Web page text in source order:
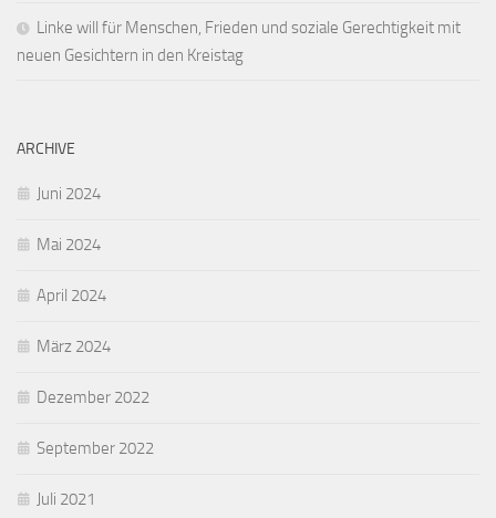
Linke will für Menschen, Frieden und soziale Gerechtigkeit mit
neuen Gesichtern in den Kreistag
ARCHIVE
Juni 2024
Mai 2024
April 2024
März 2024
Dezember 2022
September 2022
Juli 2021